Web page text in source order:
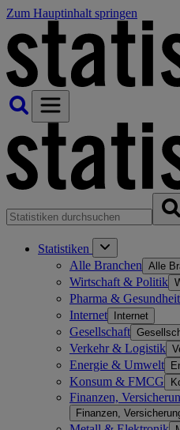
Zum Hauptinhalt springen
Statistiken
Alle Branchen Alle
Wirtschaft & Politik
Pharma & Gesundheit
Internet Internet
Gesellschaft
Verkehr & Logistik
Energie & Umwelt
Konsum & FMCG
Finanzen,
Finanzen,